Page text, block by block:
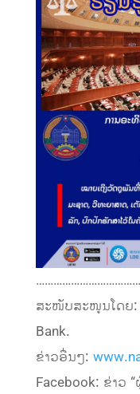
ສະໜັບສະໜູນໂດຍ:
Bank.
ຂ່າວອື່ນໆ:
Facebook: ຂ່າວ